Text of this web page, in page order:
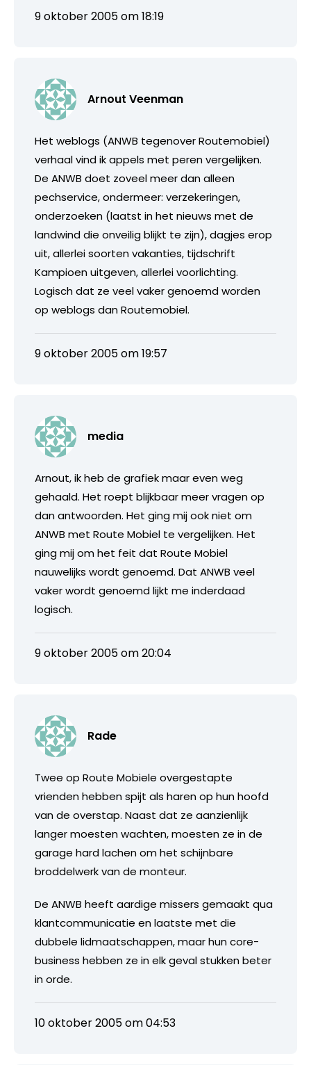
9 oktober 2005 om 18:19
Arnout Veenman
Het weblogs (ANWB tegenover Routemobiel)
verhaal vind ik appels met peren vergelijken.
De ANWB doet zoveel meer dan alleen
pechservice, ondermeer: verzekeringen,
onderzoeken (laatst in het nieuws met de
landwind die onveilig blijkt te zijn), dagjes erop
uit, allerlei soorten vakanties, tijdschrift
Kampioen uitgeven, allerlei voorlichting.
Logisch dat ze veel vaker genoemd worden
op weblogs dan Routemobiel.
9 oktober 2005 om 19:57
media
Arnout, ik heb de grafiek maar even weg
gehaald. Het roept blijkbaar meer vragen op
dan antwoorden. Het ging mij ook niet om
ANWB met Route Mobiel te vergelijken. Het
ging mij om het feit dat Route Mobiel
nauwelijks wordt genoemd. Dat ANWB veel
vaker wordt genoemd lijkt me inderdaad
logisch.
9 oktober 2005 om 20:04
Rade
Twee op Route Mobiele overgestapte
vrienden hebben spijt als haren op hun hoofd
van de overstap. Naast dat ze aanzienlijk
langer moesten wachten, moesten ze in de
garage hard lachen om het schijnbare
broddelwerk van de monteur.
De ANWB heeft aardige missers gemaakt qua
klantcommunicatie en laatste met die
dubbele lidmaatschappen, maar hun core-
business hebben ze in elk geval stukken beter
in orde.
10 oktober 2005 om 04:53